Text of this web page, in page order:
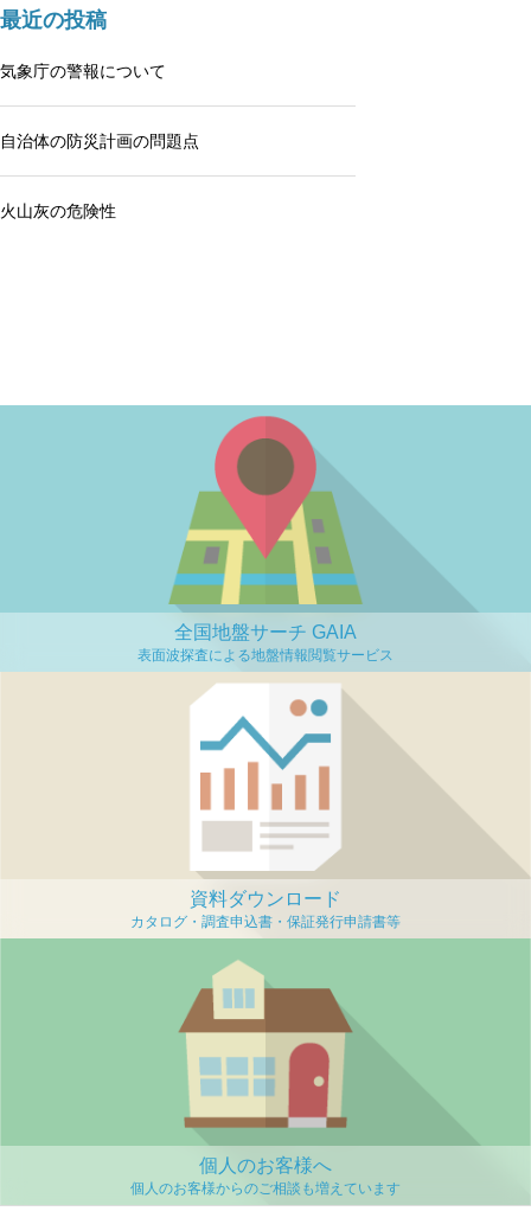
最近の投稿
気象庁の警報について
自治体の防災計画の問題点
火山灰の危険性
全国地盤サーチ GAIA
資料ダウンロード
個人のお客様へ